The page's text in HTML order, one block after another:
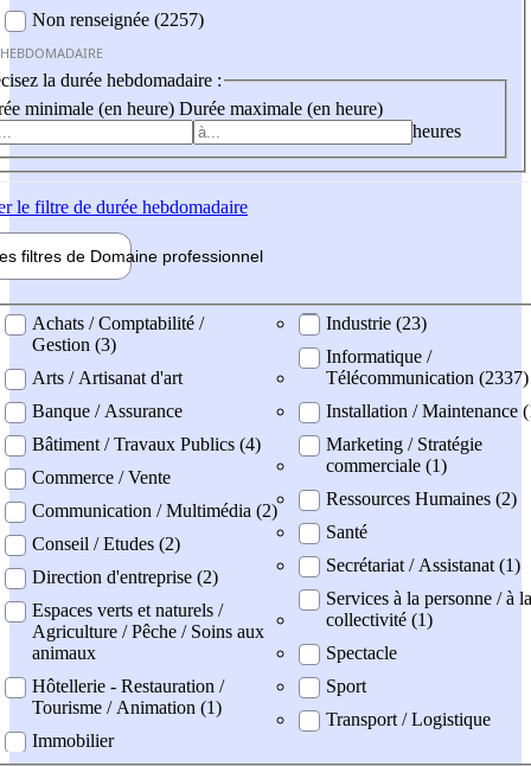
Non renseignée (2257)
la durée hebdomadaire :
minimale (en heure) Durée maximale (en heure)
heures
le filtre de durée hebdomadaire
filtres de Domaine professionnel
professionel
Achats / Comptabilité /
Gestion (3)
Arts / Artisanat d'art
Banque / Assurance
Bâtiment / Travaux Publics (4)
Commerce / Vente
Communication / Multimédia (2)
Conseil / Etudes (2)
Direction d'entreprise (2)
Espaces verts et naturels /
Agriculture / Pêche / Soins aux
animaux
Hôtellerie - Restauration /
Tourisme / Animation (1)
Immobilier
Industrie (23)
Informatique /
Télécommunication (2337)
Installation / Maintenance
Marketing / Stratégie
commerciale (1)
Ressources Humaines (2)
Santé
Secrétariat / Assistanat (1)
Services à la personne / à la
collectivité (1)
Spectacle
Sport
Transport / Logistique